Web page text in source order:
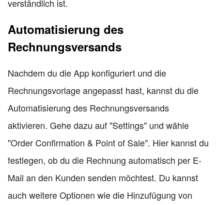
verständlich ist.
Automatisierung des
Rechnungsversands
Nachdem du die App konfiguriert und die
Rechnungsvorlage angepasst hast, kannst du die
Automatisierung des Rechnungsversands
aktivieren. Gehe dazu auf "Settings" und wähle
"Order Confirmation & Point of Sale". Hier kannst du
festlegen, ob du die Rechnung automatisch per E-
Mail an den Kunden senden möchtest. Du kannst
auch weitere Optionen wie die Hinzufügung von